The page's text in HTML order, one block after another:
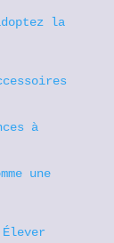
la
à
une